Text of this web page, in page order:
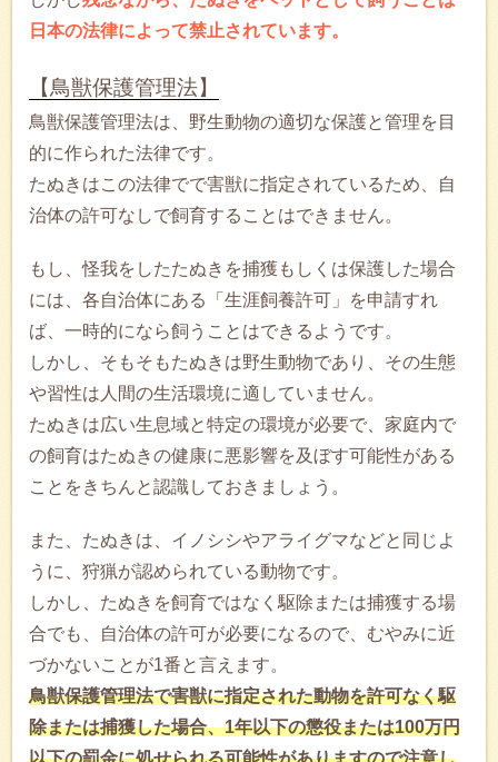
日本の法律によって禁止されています。
【鳥獣保護管理法】
鳥獣保護管理法は、野生動物の適切な保護と管理を目
的に作られた法律です。
たぬきはこの法律でで害獣に指定されているため、自
治体の許可なしで飼育することはできません。
もし、怪我をしたたぬきを捕獲もしくは保護した場合
には、各自治体にある「生涯飼養許可」を申請すれ
ば、一時的になら飼うことはできるようです。
しかし、そもそもたぬきは野生動物であり、その生態
や習性は人間の生活環境に適していません。
たぬきは広い生息域と特定の環境が必要で、家庭内で
の飼育はたぬきの健康に悪影響を及ぼす可能性がある
ことをきちんと認識しておきましょう。
また、たぬきは、イノシシやアライグマなどと同じよ
うに、狩猟が認められている動物です。
しかし、たぬきを飼育ではなく駆除または捕獲する場
合でも、自治体の許可が必要になるので、むやみに近
づかないことが1番と言えます。
鳥獣保護管理法で害獣に指定された動物を許可なく駆
除または捕獲した場合、1年以下の懲役または100万円